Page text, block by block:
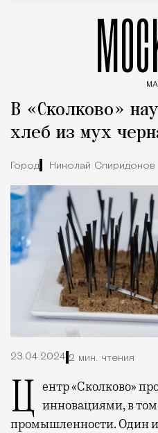
В «Сколково»
хлеб из мух
Город Николай Спиридонов
23.04.2024 2 мин. чтения
Центр «Сколково» продолжает радовать нас инновациями, в
промышленности. Один